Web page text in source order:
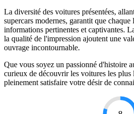
La diversité des voitures présentées,
supercars modernes, garantit que chaque
informations pertinentes et captivantes.
la qualité de l'impression ajoutent une
ouvrage incontournable.
Que vous soyez un passionné d'histoire
curieux de découvrir les voitures les plus
pleinement satisfaire votre désir de